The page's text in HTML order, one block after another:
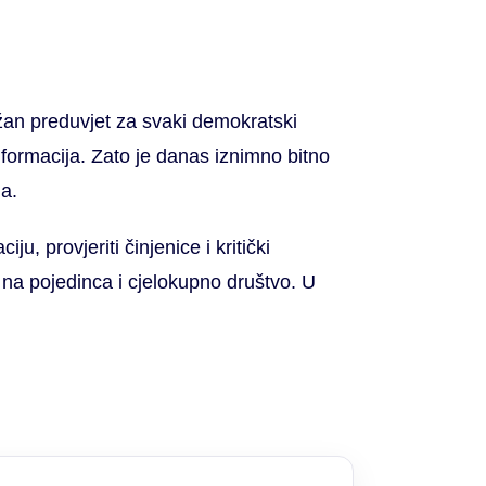
preduvjet za svaki demokratski
Zato je danas iznimno bitno
provjeriti činjenice i kritički
pojedinca i cjelokupno društvo. U